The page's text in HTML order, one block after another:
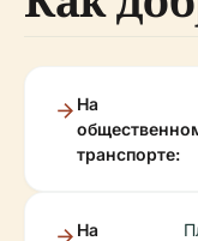
На
транспорте:
На